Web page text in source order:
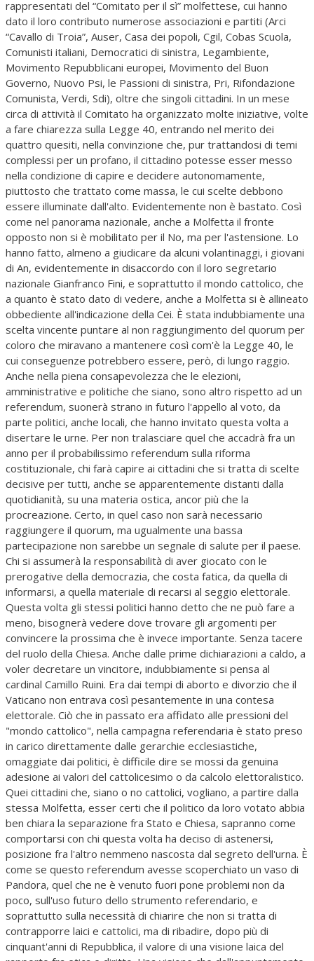
rappresentati del “Comitato per il sì” molfettese, cui hanno
dato il loro contributo numerose associazioni e partiti (Arci
“Cavallo di Troia”, Auser, Casa dei popoli, Cgil, Cobas Scuola,
Comunisti italiani, Democratici di sinistra, Legambiente,
Movimento Repubblicani europei, Movimento del Buon
Governo, Nuovo Psi, le Passioni di sinistra, Pri, Rifondazione
Comunista, Verdi, Sdi), oltre che singoli cittadini. In un mese
circa di attività il Comitato ha organizzato molte iniziative, volte
a fare chiarezza sulla Legge 40, entrando nel merito dei
quattro quesiti, nella convinzione che, pur trattandosi di temi
complessi per un profano, il cittadino potesse esser messo
nella condizione di capire e decidere autonomamente,
piuttosto che trattato come massa, le cui scelte debbono
essere illuminate dall'alto. Evidentemente non è bastato. Così
come nel panorama nazionale, anche a Molfetta il fronte
opposto non si è mobilitato per il No, ma per l'astensione. Lo
hanno fatto, almeno a giudicare da alcuni volantinaggi, i giovani
di An, evidentemente in disaccordo con il loro segretario
nazionale Gianfranco Fini, e soprattutto il mondo cattolico, che
a quanto è stato dato di vedere, anche a Molfetta si è allineato
obbediente all'indicazione della Cei. È stata indubbiamente una
scelta vincente puntare al non raggiungimento del quorum per
coloro che miravano a mantenere così com'è la Legge 40, le
cui conseguenze potrebbero essere, però, di lungo raggio.
Anche nella piena consapevolezza che le elezioni,
amministrative e politiche che siano, sono altro rispetto ad un
referendum, suonerà strano in futuro l'appello al voto, da
parte politici, anche locali, che hanno invitato questa volta a
disertare le urne. Per non tralasciare quel che accadrà fra un
anno per il probabilissimo referendum sulla riforma
costituzionale, chi farà capire ai cittadini che si tratta di scelte
decisive per tutti, anche se apparentemente distanti dalla
quotidianità, su una materia ostica, ancor più che la
procreazione. Certo, in quel caso non sarà necessario
raggiungere il quorum, ma ugualmente una bassa
partecipazione non sarebbe un segnale di salute per il paese.
Chi si assumerà la responsabilità di aver giocato con le
prerogative della democrazia, che costa fatica, da quella di
informarsi, a quella materiale di recarsi al seggio elettorale.
Questa volta gli stessi politici hanno detto che ne può fare a
meno, bisognerà vedere dove trovare gli argomenti per
convincere la prossima che è invece importante. Senza tacere
del ruolo della Chiesa. Anche dalle prime dichiarazioni a caldo, a
voler decretare un vincitore, indubbiamente si pensa al
cardinal Camillo Ruini. Era dai tempi di aborto e divorzio che il
Vaticano non entrava così pesantemente in una contesa
elettorale. Ciò che in passato era affidato alle pressioni del
"mondo cattolico", nella campagna referendaria è stato preso
in carico direttamente dalle gerarchie ecclesiastiche,
omaggiate dai politici, è difficile dire se mossi da genuina
adesione ai valori del cattolicesimo o da calcolo elettoralistico.
Quei cittadini che, siano o no cattolici, vogliano, a partire dalla
stessa Molfetta, esser certi che il politico da loro votato abbia
ben chiara la separazione fra Stato e Chiesa, sapranno come
comportarsi con chi questa volta ha deciso di astenersi,
posizione fra l'altro nemmeno nascosta dal segreto dell'urna. È
come se questo referendum avesse scoperchiato un vaso di
Pandora, quel che ne è venuto fuori pone problemi non da
poco, sull'uso futuro dello strumento referendario, e
soprattutto sulla necessità di chiarire che non si tratta di
contrapporre laici e cattolici, ma di ribadire, dopo più di
cinquant'anni di Repubblica, il valore di una visione laica del